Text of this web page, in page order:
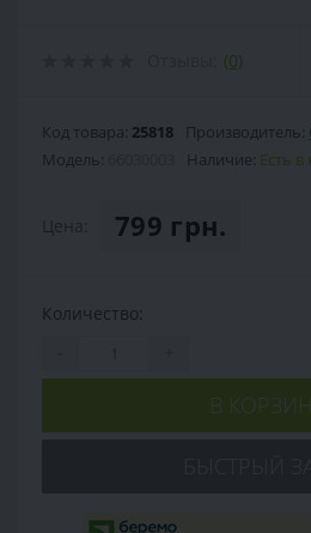
(0)
Код товара: 25818 Производитель:
Модель:
Наличие: Есть
799 грн.
Количество:
В